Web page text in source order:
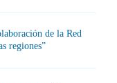
de la Red
regiones”